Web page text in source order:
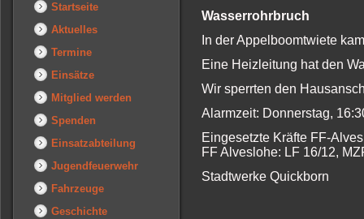
Startseite
Aktuelles
Termine
Einsätze
Mitglied werden
Spenden
Einsatzabteilung
Jugendfeuerwehr
Fahrzeuge
Geschichte
Wasserrohrbruch
In der Appelboomtwiete
Eine Heizleitung hat den
Wir sperrten den
Alarmzeit: Donnerstag,
Eingesetzte Kräfte FF-
FF Alveslohe: LF 16/12,
Stadtwerke Quickborn